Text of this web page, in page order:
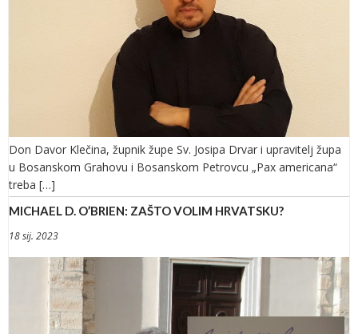
Don Davor Klečina, župnik župe Sv. Josipa Drvar i upravitelj župa
u Bosanskom Grahovu i Bosanskom Petrovcu „Pax americana“
treba […]
MICHAEL D. O’BRIEN: ZAŠTO VOLIM HRVATSKU?
18 sij. 2023